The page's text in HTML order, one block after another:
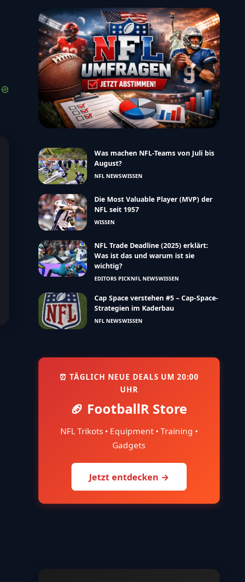
Was machen NFL-Teams von Juli bis
August?
NFL NEWSWISSEN
Die Most Valuable Player (MVP) der
NFL seit 1957
WISSEN
NFL Trade Deadline (2025) erklärt:
Was ist das und warum ist sie
wichtig?
EDITORS PICKNFL NEWSWISSEN
Cap Space verstehen #5 – Cap-Space-
Strategien im Kaderbau
NFL NEWSWISSEN
⏰ TÄGLICH NEUE DEALS UM 20:00
UHR
🏈 FootballR Store
NFL Trikots • Equipment • Training •
Gadgets
Jetzt entdecken →